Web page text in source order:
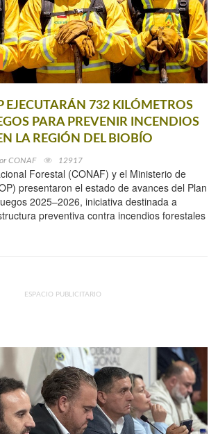
EJECUTARÁN 732 KILÓMETROS
PARA PREVENIR INCENDIOS
LA REGIÓN DEL BIOBÍO
CONAF 12917
Forestal (CONAF) y el Ministerio de
presentaron el estado de avances del Plan
2025–2026, iniciativa destinada a
preventiva contra incendios forestales
ESPACIO PUBLICITARIO